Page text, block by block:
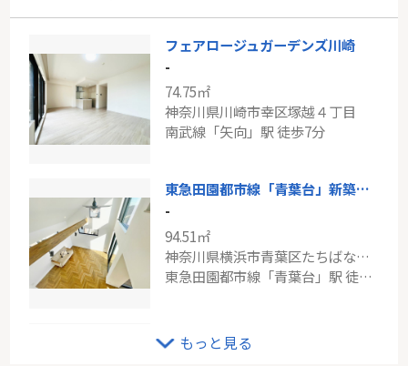
フェアロージュガーデンズ川崎
-
74.75㎡
神奈川県川崎市幸区塚越４丁目
南武線「矢向」駅 徒歩7分
東急田園都市線「青葉台」新築分譲
-
94.51㎡
神奈川県横浜市青葉区たちばな台１丁目
東急田園都市線「青葉台」駅 徒歩25分
戸建 川崎市中原区下小田中３丁目
-
もっと見る